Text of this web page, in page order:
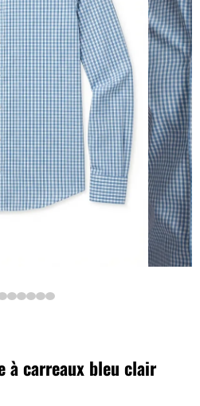
à carreaux bleu clair